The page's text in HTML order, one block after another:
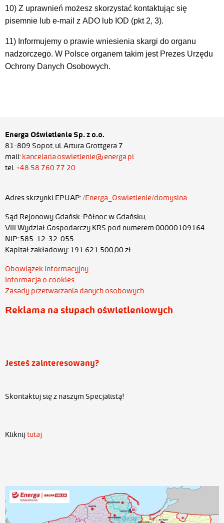
10) Z uprawnień możesz skorzystać kontaktując się
pisemnie lub e-mail z ADO lub IOD (pkt 2, 3).
11) Informujemy o prawie wniesienia skargi do organu
nadzorczego. W Polsce organem takim jest Prezes Urzędu
Ochrony Danych Osobowych.
Energa Oświetlenie Sp. z o.o.
81-809 Sopot, ul. Artura Grottgera 7
mail: kancelaria.oswietlenie@energa.pl
tel. +48 58 760 77 20
Adres skrzynki EPUAP:/Energa_Oswietlenie/domyslna
Sąd Rejonowy Gdańsk-Północ w Gdańsku,
VIII Wydział Gospodarczy KRS pod numerem 00000109164
NIP: 585-12-32-055
Kapitał zakładowy: 191 621 500,00 zł
Obowiązek informacyjny
Informacja o cookies
Zasady przetwarzania danych osobowych
Reklama na słupach oświetleniowych
Jesteś zainteresowany?
Skontaktuj się z naszym Specjalistą!
Kliknij tutaj